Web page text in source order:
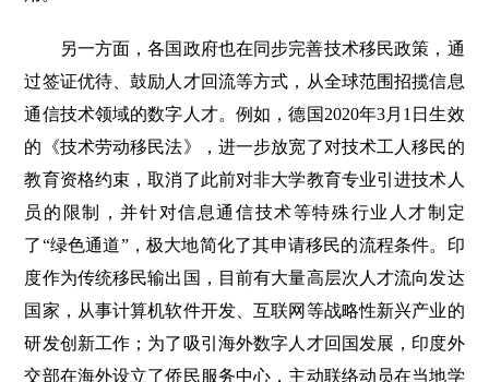
另一方面，各国政府也在同步完善技术移民政策，通
过签证优待、鼓励人才回流等方式，从全球范围招揽信息
通信技术领域的数字人才。例如，德国2020年3月1日生效
的《技术劳动移民法》，进一步放宽了对技术工人移民的
教育资格约束，取消了此前对非大学教育专业引进技术人
员的限制，并针对信息通信技术等特殊行业人才制定
了“绿色通道”，极大地简化了其申请移民的流程条件。印
度作为传统移民输出国，目前有大量高层次人才流向发达
国家，从事计算机软件开发、互联网等战略性新兴产业的
研发创新工作；为了吸引海外数字人才回国发展，印度外
交部在海外设立了侨民服务中心，主动联络动员在当地学